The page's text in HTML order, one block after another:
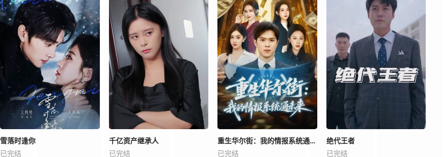
雪落时逢你
已完结
千亿资产继承人
已完结
重生华尔街：我的情报系统通未来
已完结
绝代王者
已完结